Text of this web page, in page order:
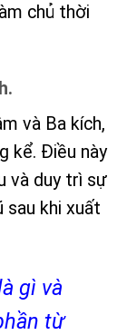
chủ thời
và Ba kích,
kể. Điều này
và duy trì sự
sau khi xuất
gì và
từ